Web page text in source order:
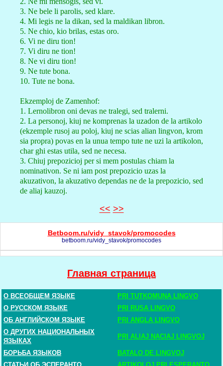
3. Ne bele li parolis, sed klare.
4. Mi legis ne la dikan, sed la maldikan libron.
5. Ne chio, kio brilas, estas oro.
6. Vi ne diru tion!
7. Vi diru ne tion!
8. Ne vi diru tion!
9. Ne tute bona.
10. Tute ne bona.
Ekzemploj de Zamenhof:
1. Lernolibron oni devas ne tralegi, sed tralerni.
2. La personoj, kiuj ne komprenas la uzadon de la artikolo
(ekzemple rusoj au poloj, kiuj ne scias alian lingvon, krom
sia propra) povas en la unua tempo tute ne uzi la artikolon,
char ghi estas utila, sed ne necesa.
3. Chiuj prepozicioj per si mem postulas chiam la
nominativon. Se ni iam post prepozicio uzas la
akuzativon, la akuzativo dependas ne de la prepozicio, sed
de aliaj kauzoj.
<< >>
Betboom.ru/vidy_stavok/promocodes
betboom.ru/vidy_stavok/promocodes
Главная страница
О ВСЕОБЩЕМ ЯЗЫКЕ
PRI TUTKOMUNA LINGVO
О РУССКОМ ЯЗЫКЕ
PRI RUSA LINGVO
ОБ АНГЛИЙСКОМ ЯЗЫКЕ
PRI ANGLA LINGVO
О ДРУГИХ НАЦИОНАЛЬНЫХ
ЯЗЫКАХ
PRI ALIAJ NACIAJ LINGVOJ
БОРЬБА ЯЗЫКОВ
BATALO DE LINGVOJ